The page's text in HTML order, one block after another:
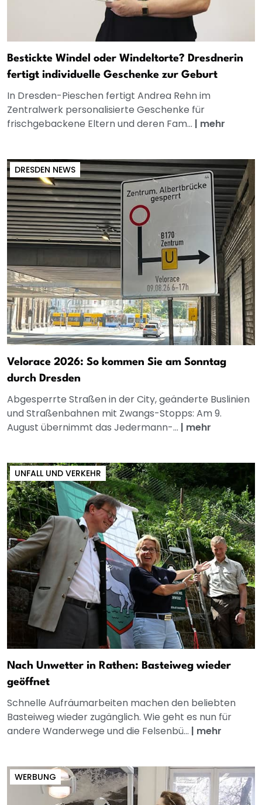
Bestickte Windel oder Windeltorte? Dresdnerin
fertigt individuelle Geschenke zur Geburt
In Dresden-Pieschen fertigt Andrea Rehn im
Zentralwerk personalisierte Geschenke für
frischgebackene Eltern und deren Fam... | mehr
DRESDEN NEWS
Velorace 2026: So kommen Sie am Sonntag
durch Dresden
Abgesperrte Straßen in der City, geänderte Buslinien
und Straßenbahnen mit Zwangs-Stopps: Am 9.
August übernimmt das Jedermann-... | mehr
UNFALL UND VERKEHR
Nach Unwetter in Rathen: Basteiweg wieder
geöffnet
Schnelle Aufräumarbeiten machen den beliebten
Basteiweg wieder zugänglich. Wie geht es nun für
andere Wanderwege und die Felsenbü... | mehr
WERBUNG